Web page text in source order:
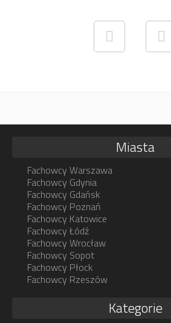
Miasta
Fachowcy Warszawa
Fachowcy Gdynia
Fachowcy Gdańsk
Fachowcy Poznań
Fachowcy Katowice
Fachowcy Łódź
Fachowcy Wrocław
Fachowcy Sopot
Fachowcy Płock
Fachowcy Rzeszów
Kategorie